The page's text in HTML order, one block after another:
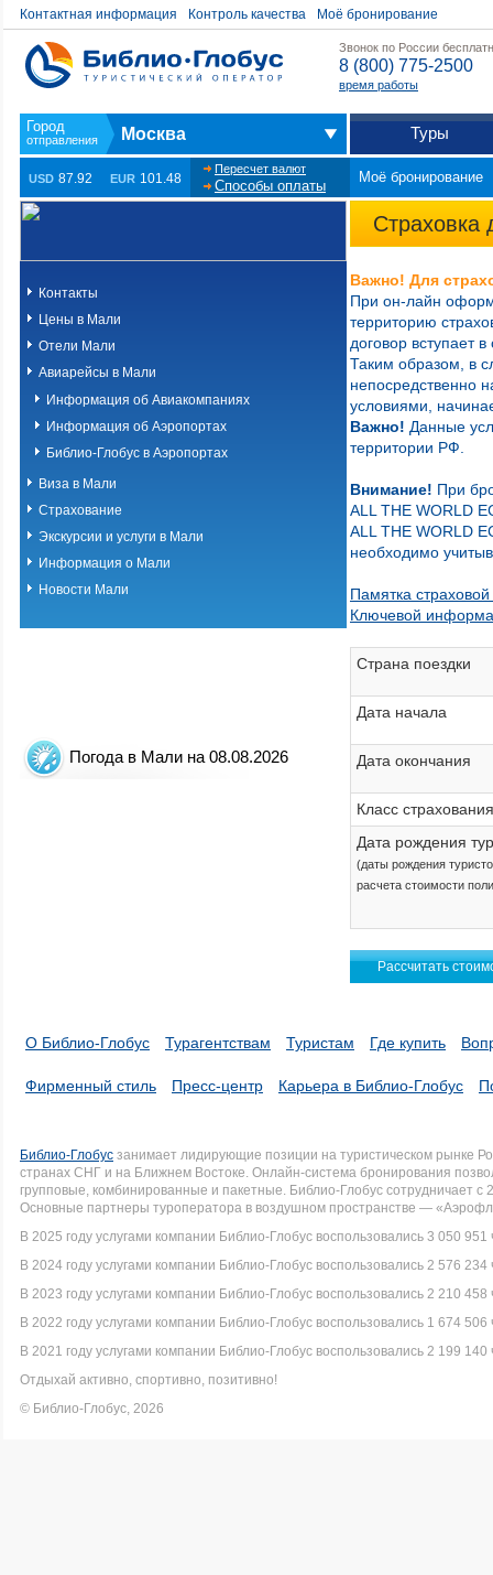
Контактная информация Контроль качества Моё бронирование
Звонок по России
8 (800) 775-2500
время работы
Москва Туры
USD 87.92 EUR 101.48
Пересчет валют
Способы оплаты
Моё бронирование
Контакты
Цены в Мали
Отели Мали
Авиарейсы в Мали
Информация об Авиакомпаниях
Информация об Аэропортах
Библио-Глобус в Аэропортах
Виза в Мали
Страхование
Экскурсии и услуги в Мали
Информация о Мали
Новости Мали
Погода в Мали на 08.08.2026
Страховка
Важно! Для
При он-лайн
территорию
договор вступает
Таким образом, в
непосредственно
условиями,
Важно! Данные
территории РФ.
Внимание! При
ALL THE WORLD
ALL THE WORLD
необходимо
Памятка
Ключевой
Страна поездки
Дата начала
Дата окончания
Класс страхования
Дата рождения
(даты рождения
расчета стоимости
О Библио-Глобус Турагентствам Туристам Где купить
Фирменный стиль Пресс-центр Карьера в Библио-Глобус
Библио-Глобус занимает лидирующие позиции на туристическом рынке
странах СНГ и на Ближнем Востоке. Онлайн-система бронирования
групповые, комбинированные и пакетные. Библио-Глобус сотрудничает
Основные партнеры туроператора в воздушном пространстве —
В 2025 году услугами компании Библио-Глобус воспользовались 3 050 951
В 2024 году услугами компании Библио-Глобус воспользовались 2 576 234
В 2023 году услугами компании Библио-Глобус воспользовались 2 210 458
В 2022 году услугами компании Библио-Глобус воспользовались 1 674 506
В 2021 году услугами компании Библио-Глобус воспользовались 2 199 140
Отдыхай активно, спортивно, позитивно!
© Библио-Глобус, 2026